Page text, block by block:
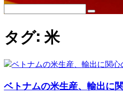
コ
ン
ン
へ
ス
タグ:米
ベトナムの米生産、輸出に